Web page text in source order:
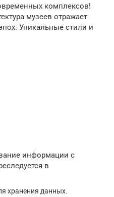
комплексов!
музеев отражает
Уникальные стили и
информации с
в
хранения данных.